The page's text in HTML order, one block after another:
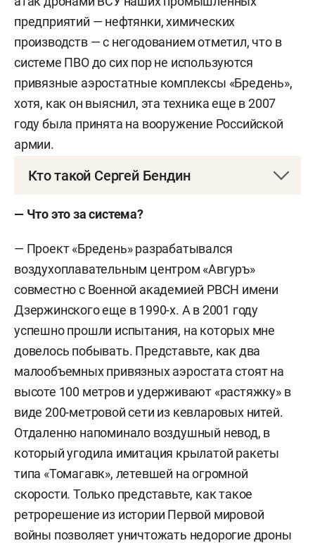
предприятий — нефтянки, химических
производств — с негодованием отметил, что в
системе ПВО до сих пор не используются
привязные аэростатные комплексы «Бредень»,
хотя, как он выяснил, эта техника еще в 2007
году была принята на вооружение Российской
армии.
Кто такой Сергей Бендин
Выпускник МГУ (факультет журналистики, 1991).
Большой опыт работы в СМИ с 2001-го.
Активно продвигает и популяризирует тематику
дирижаблестроения, является экспертом в
воздухоплавательных технологиях.
Исполняющий обязанности руководителя
московского отделения комиссии по
воздухоплаванию РГО, член некоммерческого
консорциума «Дирижаблестрой».
Руководит инженерной группой «Аэросмена»
(разработка транспортного дирижабля большой
грузоподъемности).
— Что это за система?
— Проект «Бредень» разрабатывался
воздухоплавательным центром «Авгуръ»
совместно с Военной академией РВСН имени
Дзержинского еще в 1990-х. А в 2001 году
успешно прошли испытания, на которых мне
довелось побывать. Представьте, как два
малообъемных привязных аэростата стоят на
высоте 100 метров и удерживают «растяжку» в
виде 200-метровой сети из кевларовых нитей.
Отдаленно напоминало воздушный невод, в
который угодила имитация крылатой ракеты
типа «Томагавк», летевшей на огромной
скорости. Только представьте, как такое
ретрорешение из истории Первой мировой
войны позволяет уничтожать недорогие дроны